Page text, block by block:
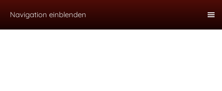
Navigation einblenden